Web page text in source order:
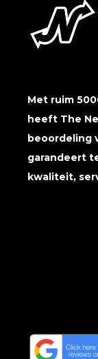
Met ruim
heeft The
beoordeling
garandeert
kwaliteit,